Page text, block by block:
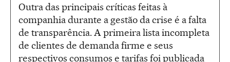
Outra das principais críticas feitas à
companhia durante a gestão da crise é a falta
de transparência. A primeira lista incompleta
de clientes de demanda firme e seus
respectivos consumos e tarifas foi publicada